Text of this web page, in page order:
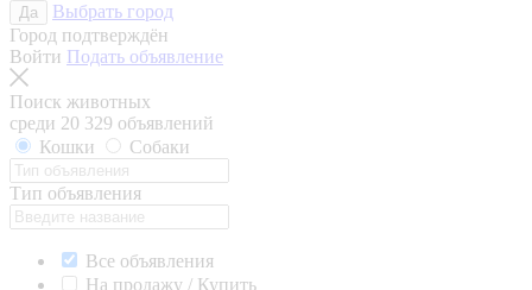
Да
Выбрать город
Город подтверждён
Войти Подать объявление
Поиск животных
среди 20 329 объявлений
Кошки
Собаки
Тип объявления
Все объявления
На продажу / Купить